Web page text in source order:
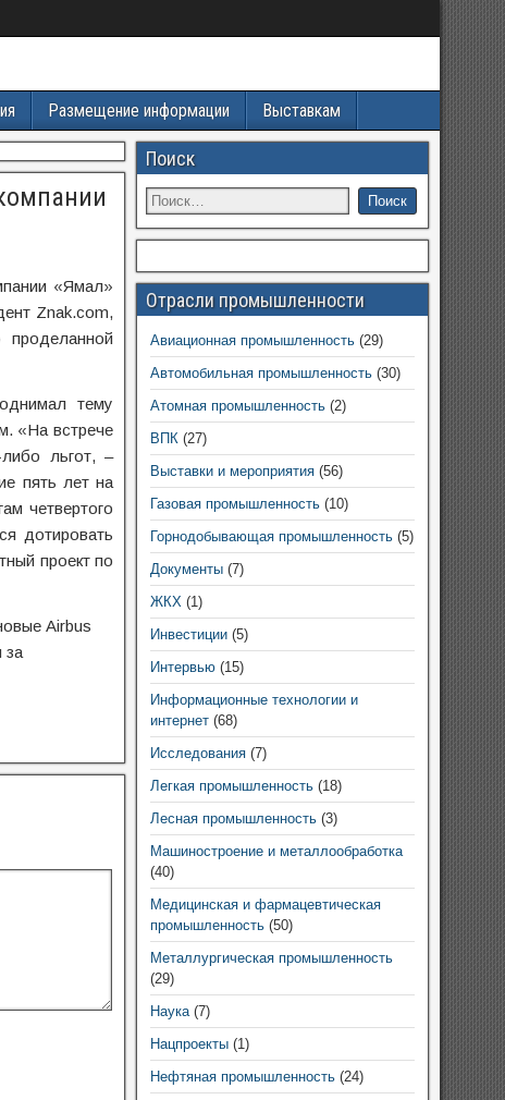
Размещение информации Выставкам
«Ямал»
Znak.com,
тему
«На встрече
льгот, –
пять лет на
четвертого
дотировать
проект по
Airbus
за
Поиск
Отрасли промышленности
Авиационная промышленность(29)
Автомобильная промышленность(30)
Атомная промышленность(2)
ВПК(27)
Выставки и мероприятия(56)
Газовая промышленность(10)
Горнодобывающая промышленность(5)
Документы(7)
ЖКХ(1)
Инвестиции(5)
Интервью(15)
Информационные технологии и
интернет(68)
Исследования(7)
Легкая промышленность(18)
Лесная промышленность(3)
Машиностроение и металлообработка
(40)
Медицинская и фармацевтическая
промышленность(50)
Металлургическая промышленность
(29)
Наука(7)
Нацпроекты(1)
Нефтяная промышленность(24)